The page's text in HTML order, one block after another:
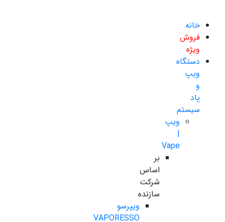
خانه
فروش
ویژه
دستگاه
ویپ
و
پاد
سیستم
ویپ
|
Vape
بر
اساس
شرکت
سازنده
ویپرسو
VAPORESSO